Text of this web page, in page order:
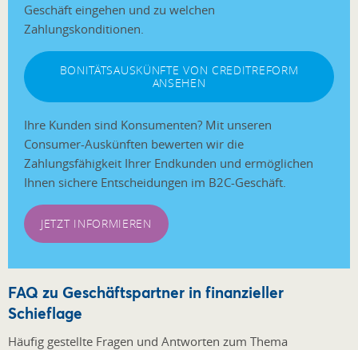
Geschäft eingehen und zu welchen
Zahlungskonditionen.
BONITÄTSAUSKÜNFTE VON CREDITREFORM
ANSEHEN
Ihre Kunden sind Konsumenten? Mit unseren
Consumer-Auskünften bewerten wir die
Zahlungsfähigkeit Ihrer Endkunden und ermöglichen
Ihnen sichere Entscheidungen im B2C-Geschäft.
JETZT INFORMIEREN
FAQ zu Geschäftspartner in finanzieller
Schieflage
Häufig gestellte Fragen und Antworten zum Thema